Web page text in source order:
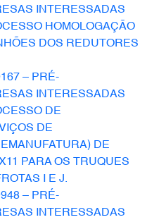
INTERESSADAS
HOMOLOGAÇÃO
DOS REDUTORES
– PRÉ-
INTERESSADAS
DE
DE
DE
PARA OS TRUQUES
I E J.
– PRÉ-
INTERESSADAS